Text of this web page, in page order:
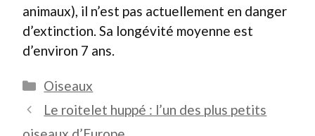
animaux), il n’est pas actuellement en danger
d’extinction. Sa longévité moyenne est
d’environ 7 ans.
Catégories
Oiseaux
Le roitelet huppé : l’un des plus petits